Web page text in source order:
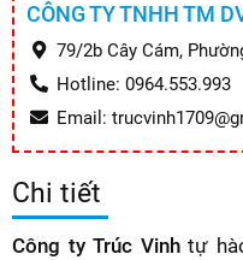
CÔNG TY TNHH TM
79/2b Cây Cám,
Hotline: 0964.553.993
Email:
Chi tiết
Công ty Trúc Vinhtự